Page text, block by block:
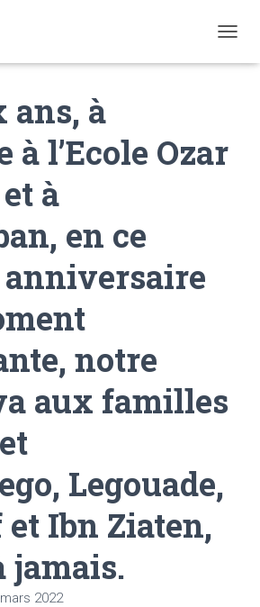
O
N
ans, à
à l’Ecole Ozar
à
en ce
notre
aux familles
Legouade,
Ibn Ziaten,
jamais.
2022